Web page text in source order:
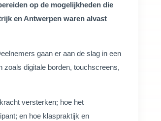
op de mogelijkheden die
en Antwerpen waren alvast
gaan er aan de slag in een
zoals digitale borden, touchscreens,
versterken; hoe het
en hoe klaspraktijk en